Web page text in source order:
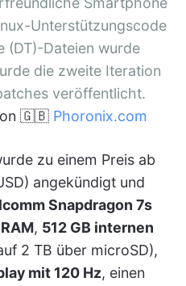
Unterstützungscode
(DT)-Dateien wurde
die zweite Iteration
veröffentlicht.
🇬🇧 Phoronix.com
zu einem Preis ab
angekündigt und
Snapdragon 7s
, 512 GB internen
2 TB über microSD),
mit 120 Hz, einen